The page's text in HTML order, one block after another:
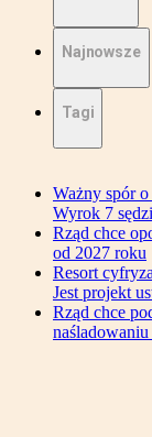
Najnowsze
Tagi
Ważny spór
Wyrok 7
Rząd chce
od 2027 roku
Resort
Jest projekt
Rząd chce